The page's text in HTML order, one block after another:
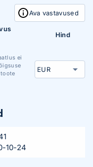
Ava vastavused
Hind
ei
10-24